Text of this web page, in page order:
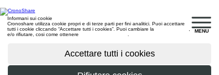
MENU
Informani sui cookie
Cronoshare utilizza cookie propri e di terze parti per fini analitici. Puoi accettare
tutti i cookie cliccando “Accettare tutti i cookies”. Puoi cambiare la
e/o rifiutare, cosi come ottenere